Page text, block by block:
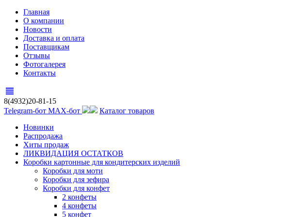
Главная
О компании
Новости
Доставка и оплата
Поставщикам
Отзывы
Фотогалерея
Контакты
view_headline
8(4932)20-81-15
Telegram-бот MAX-бот
Каталог товаров
Новинки
Распродажа
Хиты продаж
ЛИКВИДАЦИЯ ОСТАТКОВ
Коробки картонные для кондитерских изделий
Коробки для моти
Коробки для зефира
Коробки для конфет
2 конфеты
4 конфеты
5 конфет